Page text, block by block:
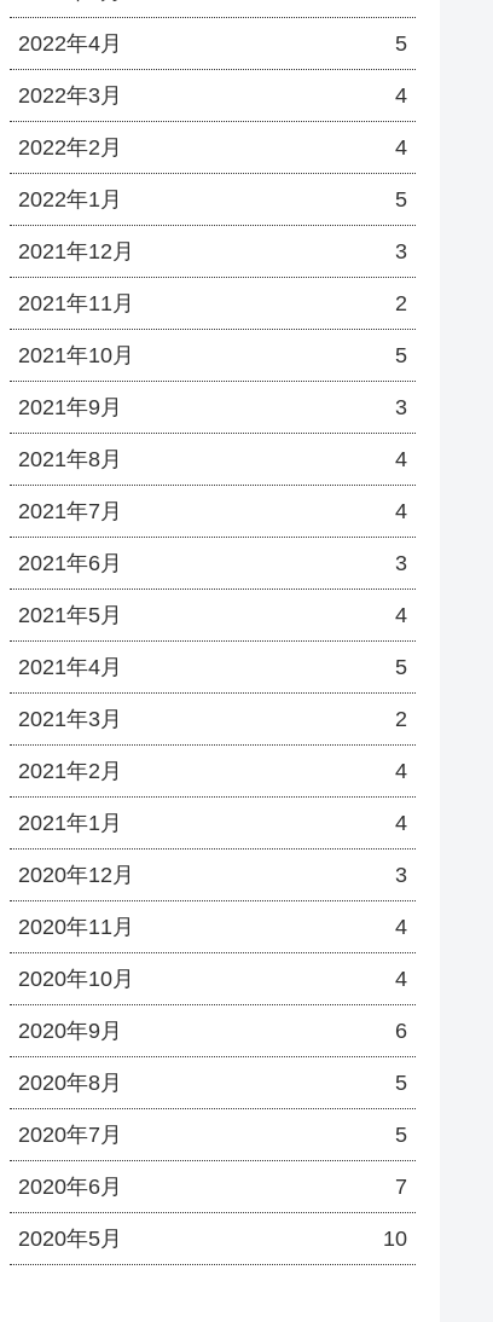
2022年4月 5
2022年3月 4
2022年2月 4
2022年1月 5
2021年12月 3
2021年11月 2
2021年10月 5
2021年9月 3
2021年8月 4
2021年7月 4
2021年6月 3
2021年5月 4
2021年4月 5
2021年3月 2
2021年2月 4
2021年1月 4
2020年12月 3
2020年11月 4
2020年10月 4
2020年9月 6
2020年8月 5
2020年7月 5
2020年6月 7
2020年5月 10